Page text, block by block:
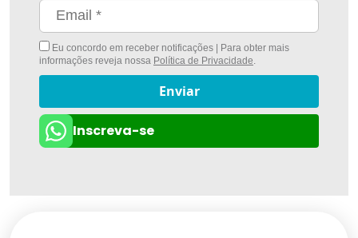
Eu concordo em receber notificações | Para obter mais
informações reveja nossa Política de Privacidade.
Enviar
Inscreva-se